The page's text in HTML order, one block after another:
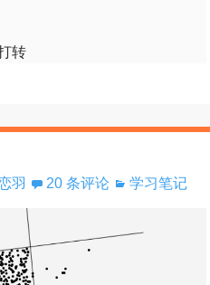
转
羽 20 条评论 学习笔记